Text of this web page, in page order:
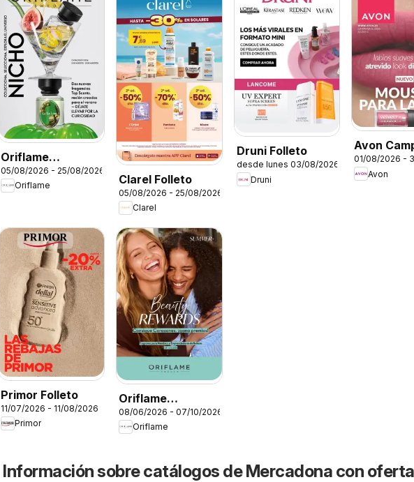
Oriflame
Catálogo
Campaña 11
05/08/2026 - 25/08/2026
Oriflame
Clarel Folleto
05/08/2026 - 25/08/2026
Clarel
Druni Folleto
desde lunes 03/08/2026
Druni
Avon
01/08/2026 -
Avon
Primor Folleto
11/07/2026 - 11/08/2026
Primor
Oriflame
Catálogo Beauty
Rewards
08/06/2026 - 07/10/2026
Oriflame
Información sobre catálogos de Mercadona con